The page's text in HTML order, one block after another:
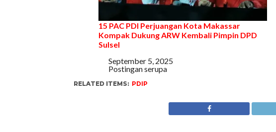
15 PAC PDI Perjuangan Kota Makassar
Kompak Dukung ARW Kembali Pimpin DPD
Sulsel
Tanggal
September 5, 2025
Sehubungan dengan
Postingan serupa
RELATED ITEMS: PDIP